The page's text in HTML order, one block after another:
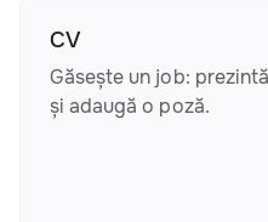
CV
Găsește un job:
și adaugă o poză.